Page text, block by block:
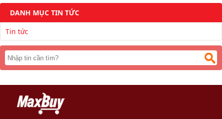
DANH MỤC TIN TỨC
Tin tức